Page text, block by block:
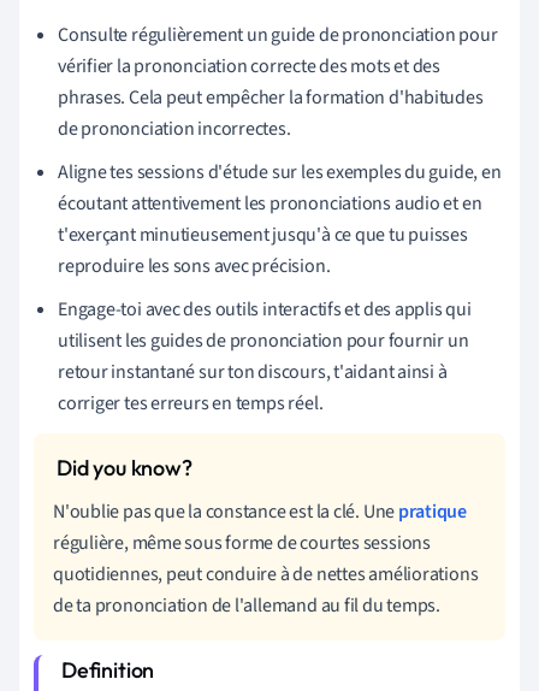
Consulte régulièrement un guide de prononciation pour
vérifier la prononciation correcte des mots et des
phrases. Cela peut empêcher la formation d'habitudes
de prononciation incorrectes.
Aligne tes sessions d'étude sur les exemples du guide, en
écoutant attentivement les prononciations audio et en
t'exerçant minutieusement jusqu'à ce que tu puisses
reproduire les sons avec précision.
Engage-toi avec des outils interactifs et des applis qui
utilisent les guides de prononciation pour fournir un
retour instantané sur ton discours, t'aidant ainsi à
corriger tes erreurs en temps réel.
N'oublie pas que la constance est la clé. Unepratique
régulière, même sous forme de courtes sessions
quotidiennes, peut conduire à de nettes améliorations
de ta prononciation de l'allemand au fil du temps.